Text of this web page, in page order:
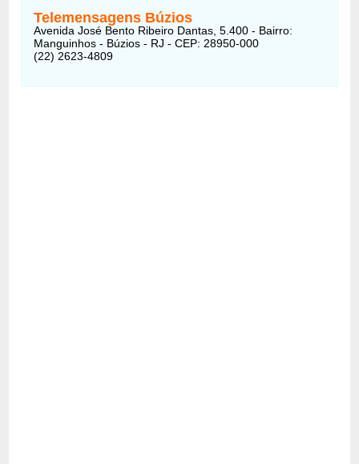
Telemensagens Búzios
Avenida José Bento Ribeiro Dantas, 5.400 - Bairro:
Manguinhos - Búzios - RJ - CEP: 28950-000
(22) 2623-4809